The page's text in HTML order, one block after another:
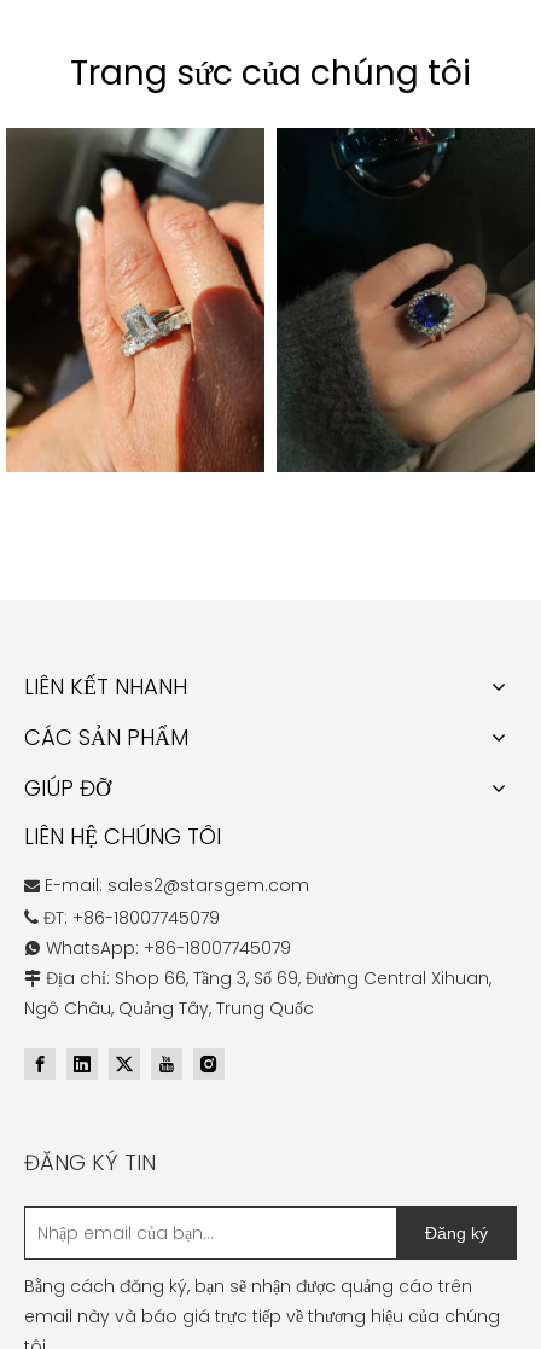
Trang sức của chúng tôi
LIÊN KẾT NHANH
CÁC SẢN PHẨM
GIÚP ĐỠ
LIÊN HỆ CHÚNG TÔI
 E-mail: sales2@starsgem.com
 ĐT: +86-18007745079
 WhatsApp: +86-18007745079
 Địa chỉ: Shop 66, Tầng 3, Số 69, Đường Central Xihuan,
Ngô Châu, Quảng Tây, Trung Quốc
ĐĂNG KÝ TIN
Đăng ký
Bằng cách đăng ký, bạn sẽ nhận được quảng cáo trên
email này và báo giá trực tiếp về thương hiệu của chúng